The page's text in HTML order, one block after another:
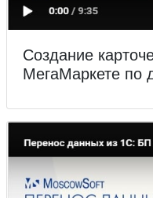
Создание
МегаМаркете по